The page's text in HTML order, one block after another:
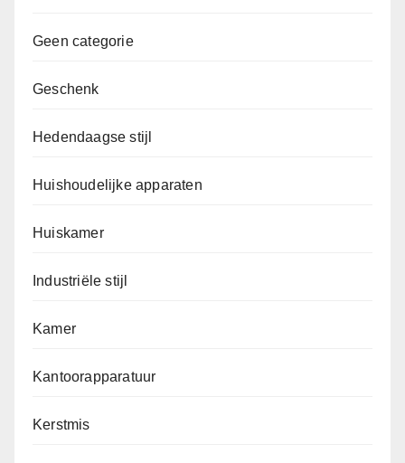
Geen categorie
Geschenk
Hedendaagse stijl
Huishoudelijke apparaten
Huiskamer
Industriële stijl
Kamer
Kantoorapparatuur
Kerstmis